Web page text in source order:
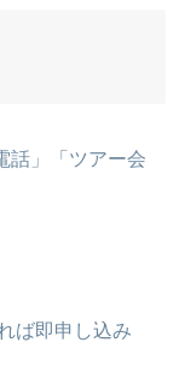
話」「ツアー会
ば即申し込み